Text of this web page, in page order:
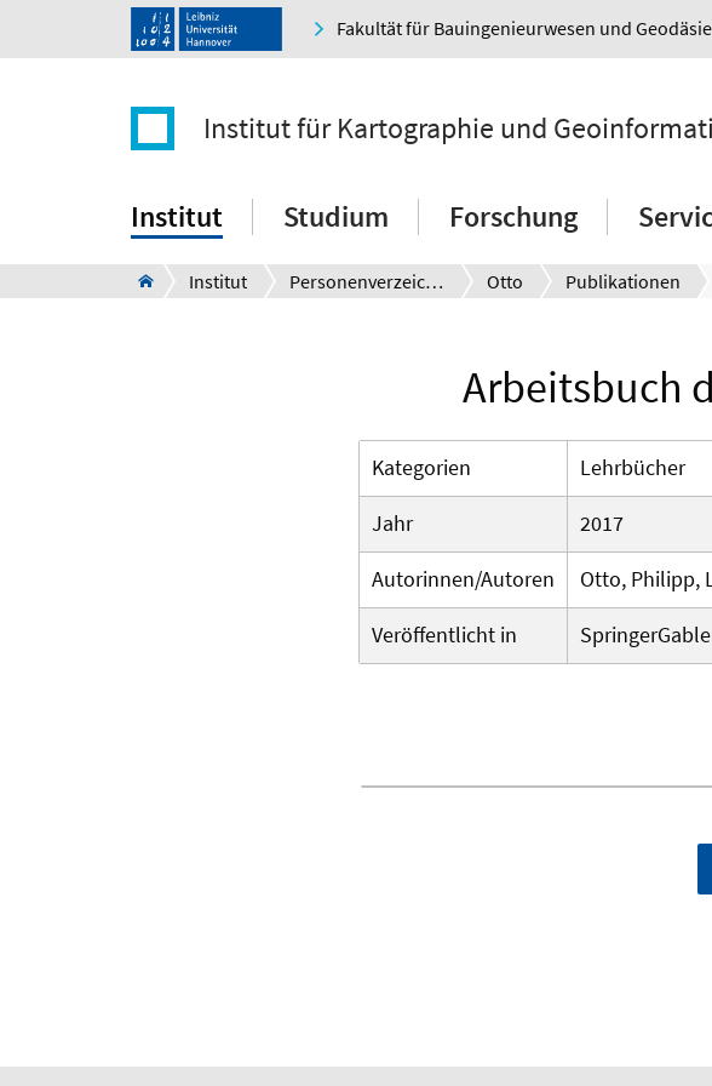
Fakultät für Bauingenieurwesen und Geodäsie
Institut für Kartographie und
Institut Studium Forschung
Institut Personenverzeichnis Otto Publikationen
Arbeitsbuch
Kategorien
Lehrbücher
Jahr
2017
Autorinnen/Autoren
Otto, Philipp,
Veröffentlicht in